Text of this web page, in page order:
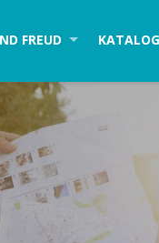
FREUD